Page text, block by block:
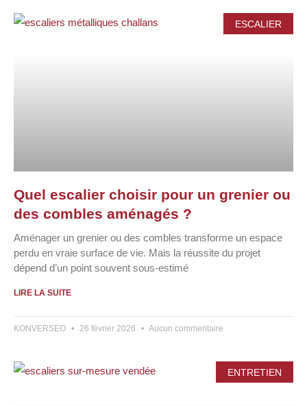
ESCALIER
Quel escalier choisir pour un grenier ou
des combles aménagés ?
Aménager un grenier ou des combles transforme un espace
perdu en vraie surface de vie. Mais la réussite du projet
dépend d’un point souvent sous-estimé
LIRE LA SUITE
KONVERSEO 26 février 2026 Aucun commentaire
ENTRETIEN